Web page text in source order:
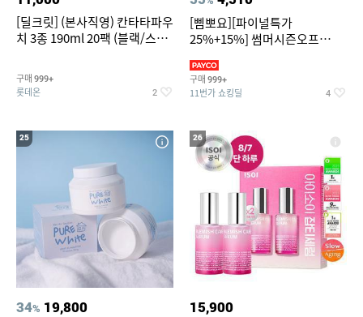
[딜크릿] (본사직영) 칸타타파우
치 3종 190ml 20팩 (블랙/스위
구매 999+
롯데온 2
[삠뽀요][파이널특가
25%+15%] 썸머시즌오프
영복/티셔츠/
구매 999+
11번가 쇼킹딜 4
25
34% 19,800
26
15,900